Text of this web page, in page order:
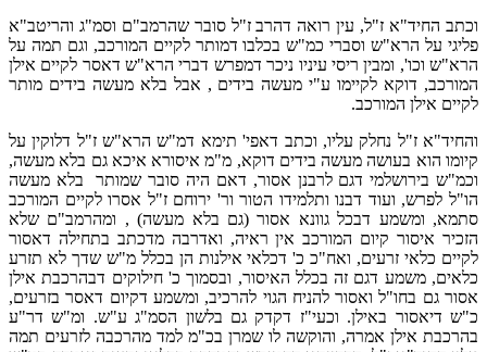
וכתב החיד"א ז"ל, עין רואה דהרב ז"ל סובר שהרמב"ם וסמ"ג והריטב"א
פליגי על הרא"ש וסברי כמ"ש בכלבו דמותר לקיים המורכב, וגם תמה על
הרא"ש וכו', ומבין ריסי עיניו ניכר דמפרש דברי הרא"ש דאסר לקיים אילן
המורכב, דוקא לקיימו ע"י מעשה בידים , אבל בלא מעשה בידים מותר
לקיים אילן המורכב.
והחיד"א ז"ל נחלק עליו, וכתב דאפי' תימא דמ"ש הרא"ש ז"ל דלוקין על
קיומו הוא בעושה מעשה בידים דוקא, מ"מ איסורא איכא גם בלא מעשה,
וכמ"ש בירושלמי דגם לרבנן אסור, דאם היה סובר שמותר בלא מעשה
הו"ל לפרש, ועוד דבנו ותלמידו הטור ור' ירוחם ז"ל אסרו לקיים המורכב
סתמא, ומשמע דבכל גוונא אסור (גם בלא מעשה) , ומהרמב"ם שלא
הזכיר איסור קיום המורכב אין ראיה, ואדרבה מדכתב בתחילה דאסור
לקיים כלאי זרעים, ואח"כ כ' דכלאי אילנות הן בכלל מ"ש שדך לא תזרע
כלאים, משמע דגם זה בכלל האיסור, ובסמוך כ' חילוקים דבהרכבת אילן
אסור גם בחו"ל ואסור להניח הגוי להרכיב, ומשמע דקיום דאסר בזרעים,
כ"ש דיאסור באילן. וכעי"ז דקדק גם בלשון הסמ"ג ע"ש. ומ"ש דר"ע
בהרכבת אילן אמרה, והוקשה לו שמרן בכ"מ למד מהרכבה לזרעים תמה